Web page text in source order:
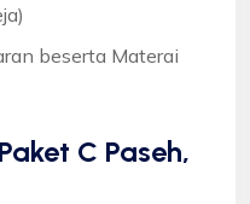
beserta Materai
C Paseh,